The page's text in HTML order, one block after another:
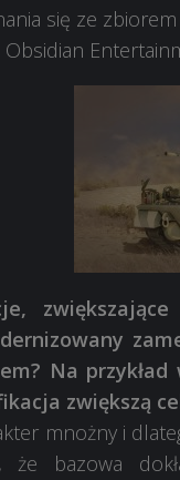
się ze
Na przykład
zwiększą
mnożny i
że bazowa